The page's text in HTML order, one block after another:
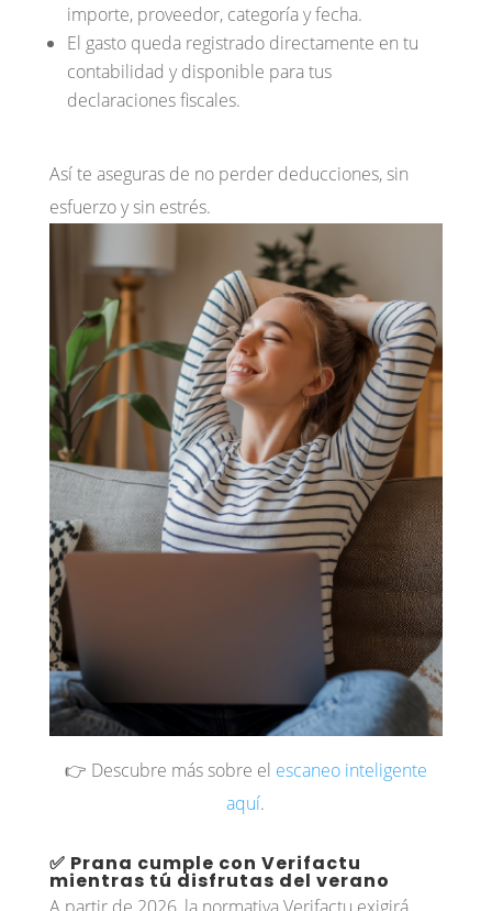
importe, proveedor, categoría y fecha.
El gasto queda registrado directamente en tu
contabilidad y disponible para tus
declaraciones fiscales.
Así te aseguras de no perder deducciones, sin
esfuerzo y sin estrés.
👉 Descubre más sobre el escaneo inteligente
aquí.
✅ Prana cumple con Verifactu
mientras tú disfrutas del verano